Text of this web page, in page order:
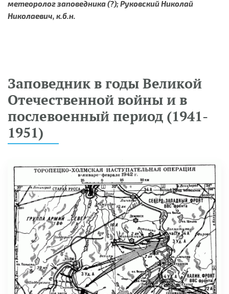
метеоролог заповедника (?); Руковский Николай
Николаевич, к.б.н.
Заповедник в годы Великой
Отечественной войны и в
послевоенный период (1941-
1951)